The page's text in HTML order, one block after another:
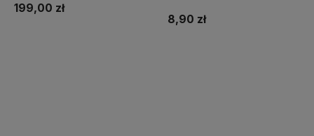
199,00 zł
8,90 zł